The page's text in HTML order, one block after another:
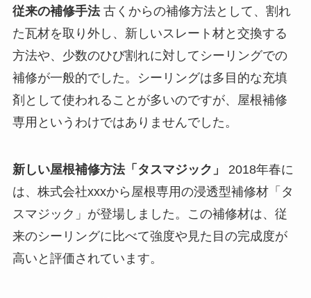
従来の補修手法古くからの補修方法として、割れ
た瓦材を取り外し、新しいスレート材と交換する
方法や、少数のひび割れに対してシーリングでの
補修が一般的でした。シーリングは多目的な充填
剤として使われることが多いのですが、屋根補修
専用というわけではありませんでした。
新しい屋根補修方法「タスマジック」
2018年春に
は、株式会社xxxから屋根専用の浸透型補修材「タ
スマジック」が登場しました。この補修材は、従
来のシーリングに比べて強度や見た目の完成度が
高いと評価されています。